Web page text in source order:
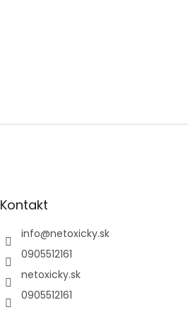
Kontakt
info@netoxicky.sk
0905512161
netoxicky.sk
0905512161